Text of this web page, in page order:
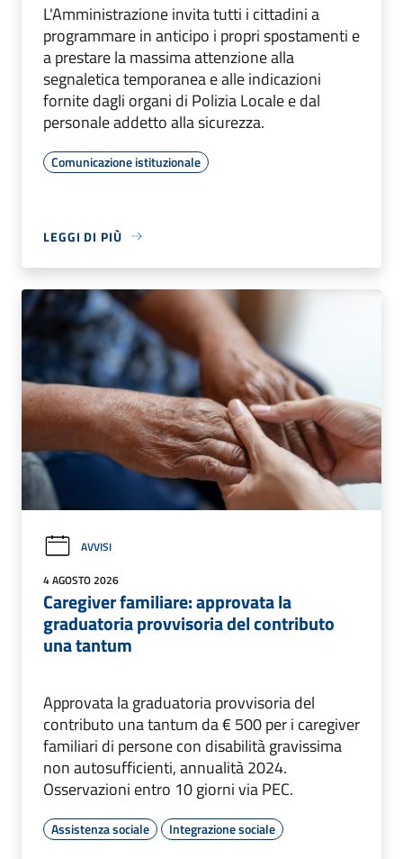
L'Amministrazione invita tutti i cittadini a
programmare in anticipo i propri spostamenti e
a prestare la massima attenzione alla
segnaletica temporanea e alle indicazioni
fornite dagli organi di Polizia Locale e dal
personale addetto alla sicurezza.
Comunicazione istituzionale
LEGGI DI PIÙ
AVVISI
4 AGOSTO 2026
Caregiver familiare: approvata la
graduatoria provvisoria del contributo
una tantum
Approvata la graduatoria provvisoria del
contributo una tantum da € 500 per i caregiver
familiari di persone con disabilità gravissima
non autosufficienti, annualità 2024.
Osservazioni entro 10 giorni via PEC.
Assistenza sociale Integrazione sociale